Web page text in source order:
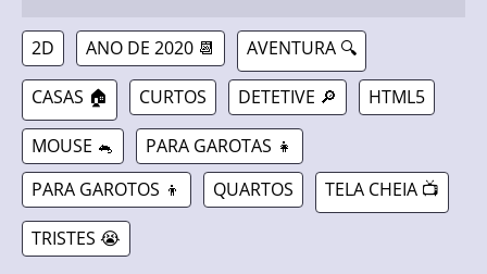
2D ANO DE 2020 📆 AVENTURA 🔍
CASAS 🏠 CURTOS DETETIVE 🔎 HTML5
MOUSE 🐁
PARA GAROTAS 👧
PARA GAROTOS 👦
QUARTOS TELA CHEIA 📺
TRISTES 😭